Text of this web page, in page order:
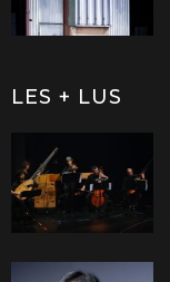
LES + LUS